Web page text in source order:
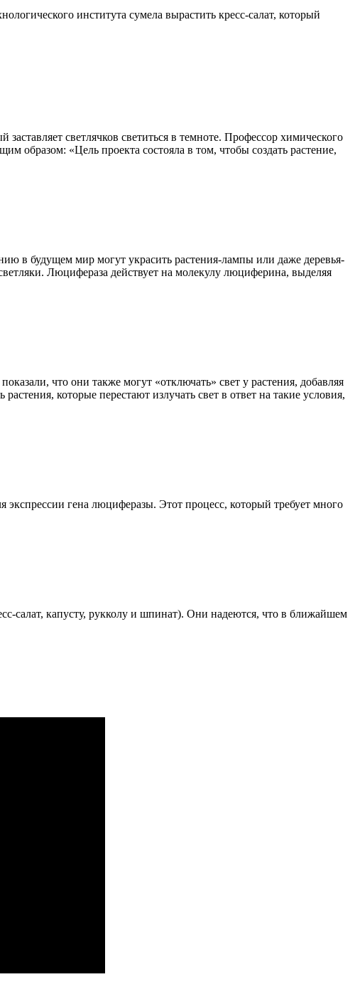
института сумела вырастить кресс-салат, который
светлячков светиться в темноте. Профессор химического
образом: «Цель проекта состояла в том, чтобы создать растение,
в будущем мир могут украсить растения-лампы или даже деревья-
Люцифераза действует на молекулу люциферина, выделяя
что они также могут «отключать» свет у растения, добавляя
которые перестают излучать свет в ответ на такие условия,
гена люциферазы. Этот процесс, который требует много
салат, капусту, рукколу и шпинат). Они надеются, что в ближайшем